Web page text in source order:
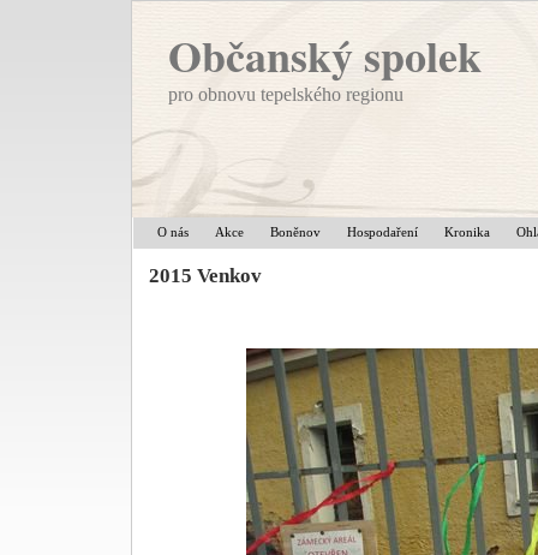
Občanský spolek
pro obnovu tepelského regionu
O nás Akce Boněnov Hospodaření Kronika
2015 Venkov